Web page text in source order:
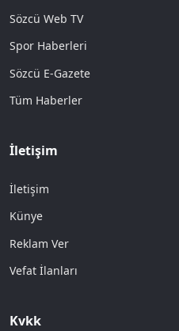
Sözcü Web TV
Spor Haberleri
Sözcü E-Gazete
Tüm Haberler
İletişim
İletişim
Künye
Reklam Ver
Vefat İlanları
Kvkk